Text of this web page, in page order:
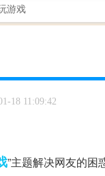
游戏
18 11:09:42
”主题解决网友的困